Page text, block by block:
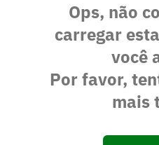
Ops, não
carregar
você
Por favor,
mais